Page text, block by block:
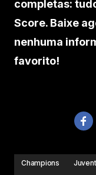
completas:
Score. Baixe
nenhuma
favorito!
Champions